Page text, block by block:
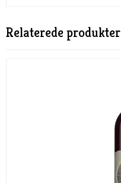
Relaterede produkter